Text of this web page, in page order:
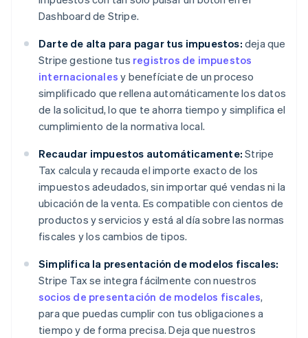
Dashboard de Stripe.
Darte de alta para pagar tus impuestos: deja que
Stripe gestione tus registros de impuestos
internacionales y benefíciate de un proceso
simplificado que rellena automáticamente los datos
de la solicitud, lo que te ahorra tiempo y simplifica el
cumplimiento de la normativa local.
Recaudar impuestos automáticamente: Stripe
Tax calcula y recauda el importe exacto de los
impuestos adeudados, sin importar qué vendas ni la
ubicación de la venta. Es compatible con cientos de
productos y servicios y está al día sobre las normas
fiscales y los cambios de tipos.
Simplifica la presentación de modelos fiscales:
Stripe Tax se integra fácilmente con nuestros
socios de presentación de modelos fiscales,
para que puedas cumplir con tus obligaciones a
tiempo y de forma precisa. Deja que nuestros